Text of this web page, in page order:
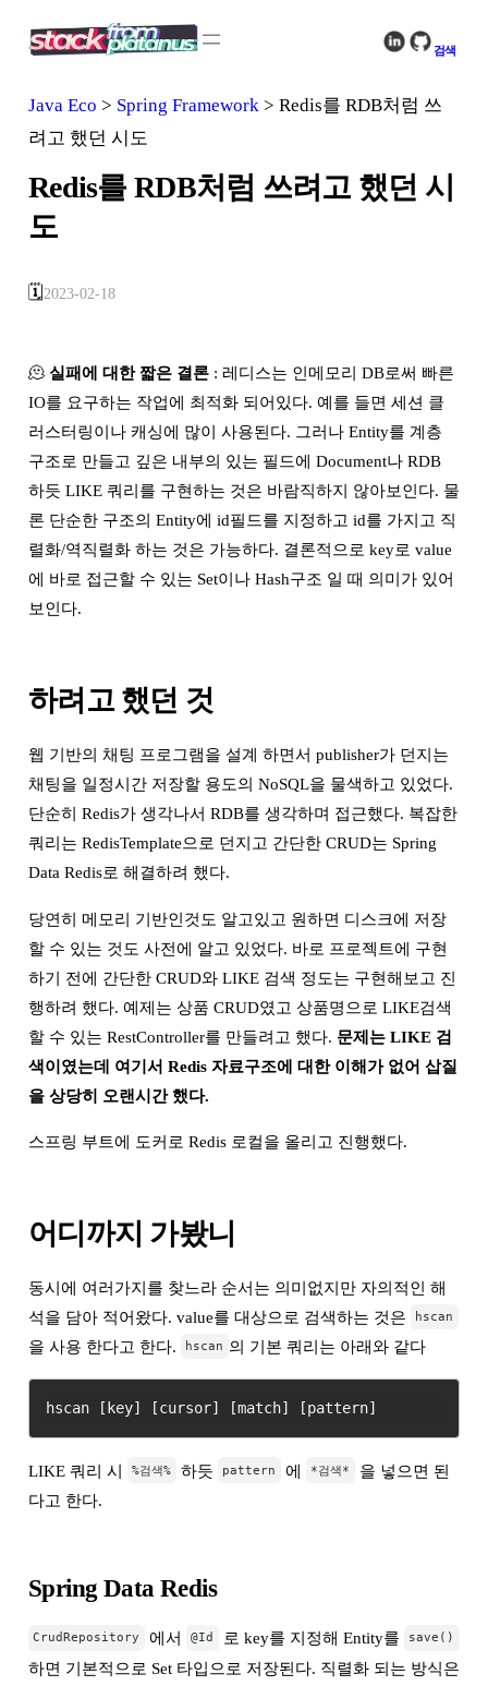
검색
Java Eco > Spring Framework > Redis를 RDB처럼 쓰
려고 했던 시도
Redis를 RDB처럼 쓰려고 했던 시
도
🗓️2023-02-18
🫠실패에 대한 짧은 결론: 레디스는 인메모리 DB로써 빠른
IO를 요구하는 작업에 최적화 되어있다. 예를 들면 세션 클
러스터링이나 캐싱에 많이 사용된다. 그러나 Entity를 계층
구조로 만들고 깊은 내부의 있는 필드에 Document나 RDB
하듯 LIKE 쿼리를 구현하는 것은 바람직하지 않아보인다. 물
론 단순한 구조의 Entity에 id필드를 지정하고 id를 가지고 직
렬화/역직렬화 하는 것은 가능하다. 결론적으로 key로 value
에 바로 접근할 수 있는 Set이나 Hash구조 일 때 의미가 있어
보인다.
하려고 했던 것
웹 기반의 채팅 프로그램을 설계 하면서 publisher가 던지는
채팅을 일정시간 저장할 용도의 NoSQL을 물색하고 있었다.
단순히 Redis가 생각나서 RDB를 생각하며 접근했다. 복잡한
쿼리는 RedisTemplate으로 던지고 간단한 CRUD는 Spring
Data Redis로 해결하려 했다.
당연히 메모리 기반인것도 알고있고 원하면 디스크에 저장
할 수 있는 것도 사전에 알고 있었다. 바로 프로젝트에 구현
하기 전에 간단한 CRUD와 LIKE 검색 정도는 구현해보고 진
행하려 했다. 예제는 상품 CRUD였고 상품명으로 LIKE검색
할 수 있는 RestController를 만들려고 했다. 문제는 LIKE 검
색이였는데 여기서 Redis 자료구조에 대한 이해가 없어 삽질
을 상당히 오랜시간 했다.
스프링 부트에 도커로 Redis 로컬을 올리고 진행했다.
어디까지 가봤니
동시에 여러가지를 찾느라 순서는 의미없지만 자의적인 해
석을 담아 적어왔다. value를 대상으로 검색하는 것은
hscan
을 사용 한다고 한다. hscan 의 기본 쿼리는 아래와 같다
hscan [key] [cursor] [match] [pattern]
LIKE 쿼리 시 %검색% 하듯 pattern 에 *검색*
을 넣으면 된
다고 한다.
Spring Data Redis
CrudRepository 에서 @Id 로 key를 지정해 Entity를 save()
하면 기본적으로 Set 타입으로 저장된다. 직렬화 되는 방식은